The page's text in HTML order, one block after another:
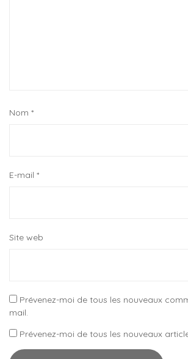
Nom *
E-mail *
Site web
Prévenez-moi de tous les nouveaux
mail.
Prévenez-moi de tous les nouveaux